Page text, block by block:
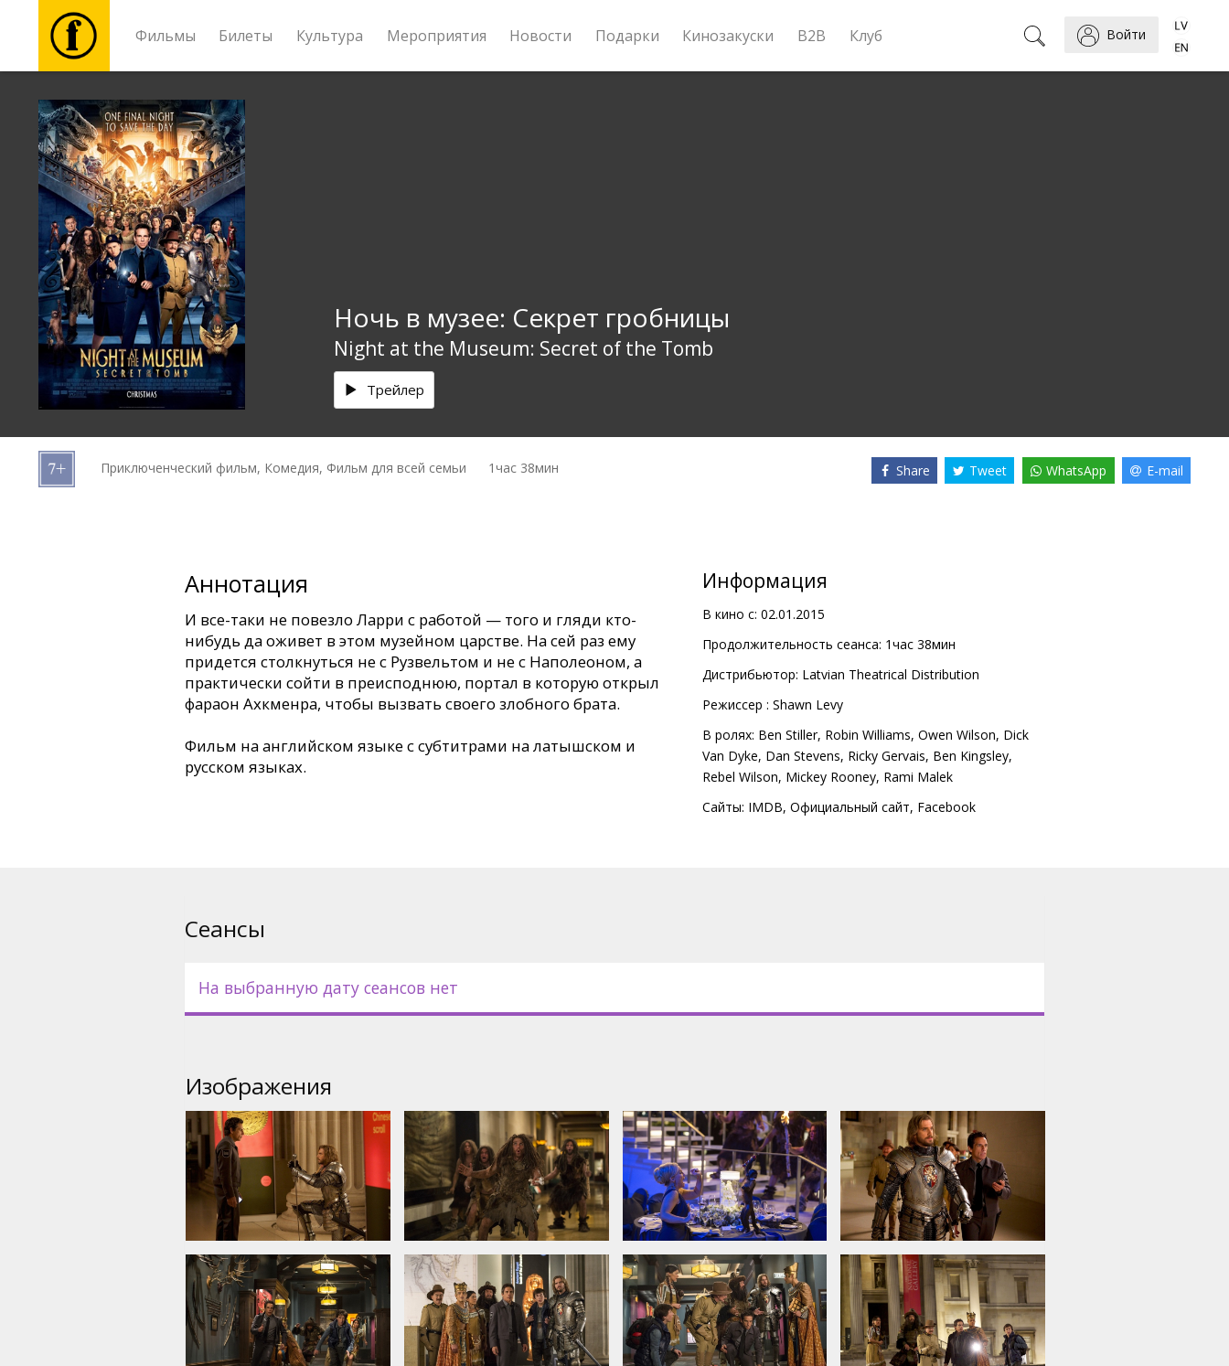
Фильмы Билеты Культура Мероприятия Новости Подарки Кинозакуски B2B Клуб Войти
Фильмы
Билеты
Культура
Мероприятия
Новости
Подарки
B2B
Ночь в музее: Секрет гробницы
Night at the Museum: Secret of the Tomb
Трейлер
Приключенческий фильм, Комедия, Фильм для всей семьи 1час 38мин Share Tweet WhatsApp E-mail
Аннотация
И все-таки не повезло Ларри с работой — того и гляди кто-
нибудь да оживет в этом музейном царстве. На сей раз ему
придется столкнуться не с Рузвельтом и не с Наполеоном, а
практически сойти в преисподнюю, портал в которую открыл
фараон Ахкменра, чтобы вызвать своего злобного брата.
Фильм на английском языке с субтитрами на латышском и
русском языках.
Информация
В кино с: 02.01.2015
Продолжительность сеанса: 1час 38мин
Дистрибьютор: Latvian Theatrical Distribution
Pежиссер : Shawn Levy
В ролях: Ben Stiller, Robin Williams, Owen Wilson, Dick
Van Dyke, Dan Stevens, Ricky Gervais, Ben Kingsley,
Rebel Wilson, Mickey Rooney, Rami Malek
Сайты: IMDB, Официальный сайт, Facebook
Сеансы
На выбранную дату сеансов нет
Изображения